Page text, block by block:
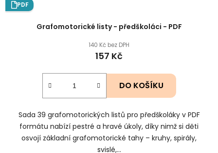
PDF
Grafomotorické listy - předškoláci - PDF
140 Kč bez DPH
157 Kč
DO KOŠÍKU
Sada 39 grafomotorických listů pro předškoláky v PDF
formátu nabízí pestré a hravé úkoly, díky nimž si děti
osvojí základní grafomotorické tahy – kruhy, spirály,
svislé,...